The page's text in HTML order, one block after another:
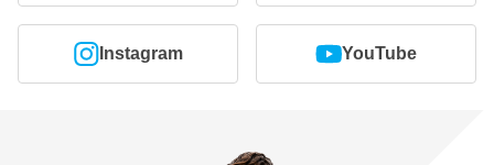
Instagram YouTube